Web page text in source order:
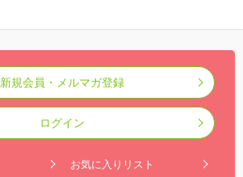
新規会員・メルマガ登録
ログイン
お気に入りリスト